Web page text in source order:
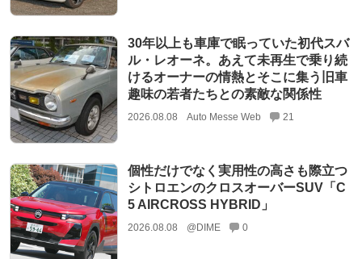
30年以上も車庫で眠っていた初代スバ
ル・レオーネ。あえて未再生で乗り続
けるオーナーの情熱とそこに集う旧車
趣味の若者たちとの素敵な関係性
2026.08.08 Auto Messe Web 21
個性だけでなく実用性の高さも際立つ
シトロエンのクロスオーバーSUV「C
5 AIRCROSS HYBRID」
2026.08.08 @DIME 0